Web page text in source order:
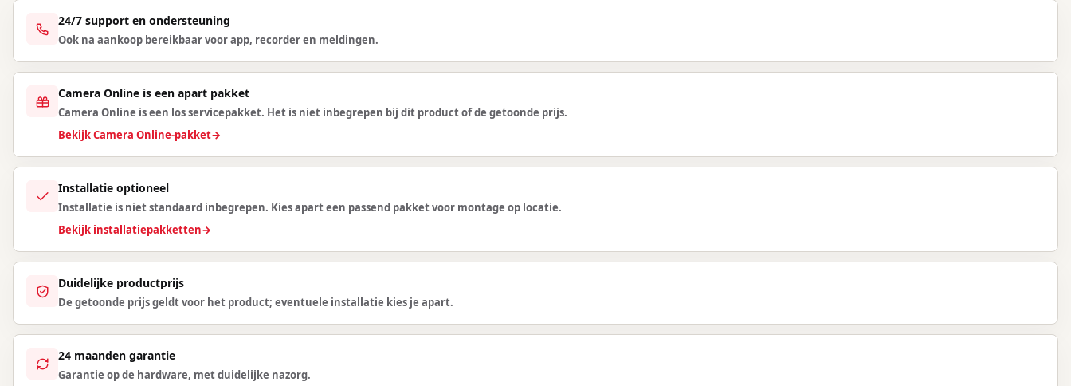
24/7 support en ondersteuning
Ook na aankoop bereikbaar voor app, recorder en meldingen.
Camera Online is een apart pakket
Camera Online is een los servicepakket. Het is niet inbegrepen bij dit product of de getoonde prijs.
Bekijk Camera Online-pakket→
Installatie optioneel
Installatie is niet standaard inbegrepen. Kies apart een passend pakket voor montage op locatie.
Bekijk installatiepakketten→
Duidelijke productprijs
De getoonde prijs geldt voor het product; eventuele installatie kies je apart.
24 maanden garantie
Garantie op de hardware, met duidelijke nazorg.